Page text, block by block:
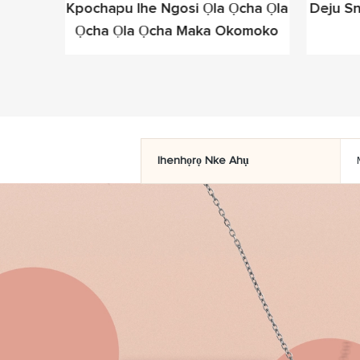
Kpochapu Ihe Ngosi Ọla Ọcha Ọla
Ọcha Ọla Ọcha Maka Okomoko
Deju
Ihenhọrọ Nke Ahụ